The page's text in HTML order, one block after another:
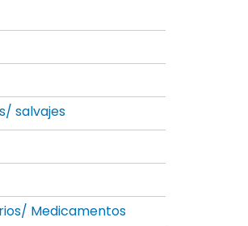
salvajes
Medicamentos